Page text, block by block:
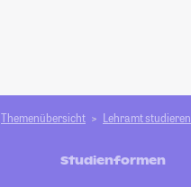
Themenübersicht Lehramt studieren
Studienformen